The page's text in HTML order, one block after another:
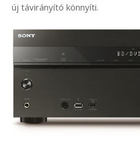
új távirányító könnyíti.